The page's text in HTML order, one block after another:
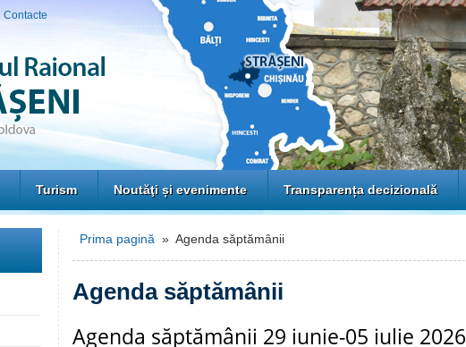
Contacte
Turism Noutăţi și evenimente Transparența decizională
Prima pagină » Agenda săptămânii
Agenda săptămânii
Agenda săptămânii 29 iunie-05 iulie 2026